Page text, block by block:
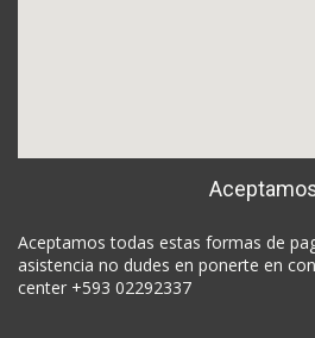
Aceptamos todas estas formas de
asistencia no dudes en ponerte en
center +593 02292337